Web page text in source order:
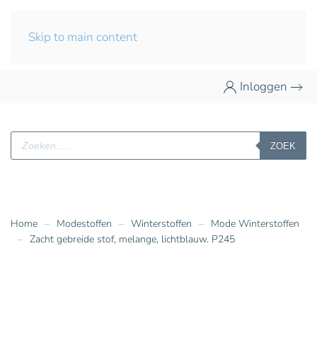
Skip to main content
Inloggen
Producten
zoeken
ZOEK
Home Modestoffen Winterstoffen
Mode Winterstoffen
Zacht gebreide stof, melange, lichtblauw. P245